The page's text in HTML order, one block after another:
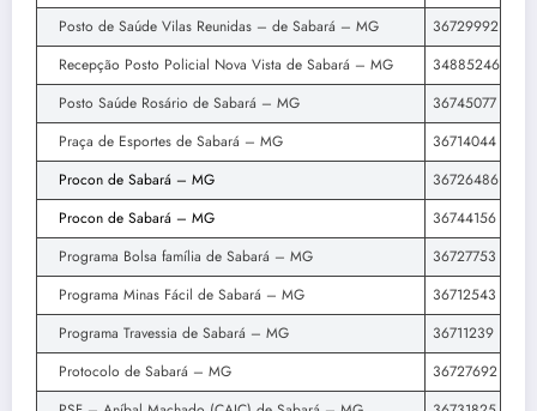
Posto de Saúde Vilas Reunidas – de Sabará – MG
36729992
Recepção Posto Policial Nova Vista de Sabará – MG
34885246
Posto Saúde Rosário de Sabará – MG
36745077
Praça de Esportes de Sabará – MG
36714044
Procon de Sabará – MG
36726486
Procon de Sabará – MG
36744156
Programa Bolsa família de Sabará – MG
36727753
Programa Minas Fácil de Sabará – MG
36712543
Programa Travessia de Sabará – MG
36711239
Protocolo de Sabará – MG
36727692